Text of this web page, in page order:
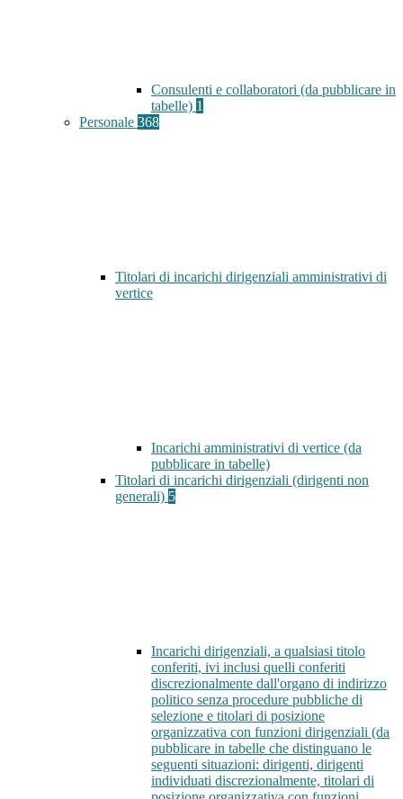
Consulenti e collaboratori (da pubblicare in
tabelle) 1
Personale 368
Titolari di incarichi dirigenziali amministrativi di
vertice
Incarichi amministrativi di vertice (da
pubblicare in tabelle)
Titolari di incarichi dirigenziali (dirigenti non
generali) 5
Incarichi dirigenziali, a qualsiasi titolo
conferiti, ivi inclusi quelli conferiti
discrezionalmente dall'organo di indirizzo
politico senza procedure pubbliche di
selezione e titolari di posizione
organizzativa con funzioni dirigenziali (da
pubblicare in tabelle che distinguano le
seguenti situazioni: dirigenti, dirigenti
individuati discrezionalmente, titolari di